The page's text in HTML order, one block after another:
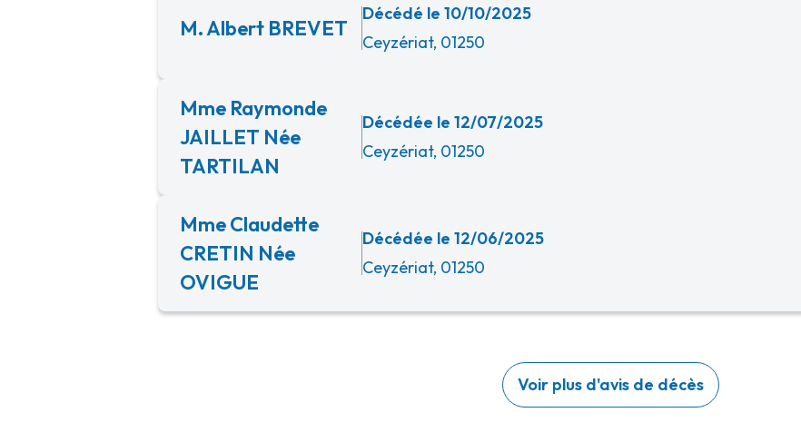
M. Albert BREVET
Décédé le 10/10/2025
Ceyzériat, 01250
Mme Raymonde
JAILLET Née
TARTILAN
Décédée le 12/07/2025
Ceyzériat, 01250
Mme Claudette
CRETIN Née
OVIGUE
Décédée le 12/06/2025
Ceyzériat, 01250
Voir plus d'avis de décès